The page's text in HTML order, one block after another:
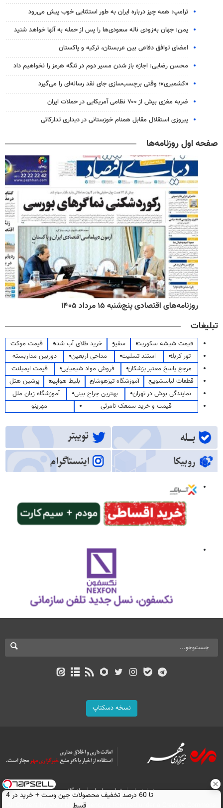
ترامپ: همه چیز درباره ایران به طور استثنایی خوب پیش می‌رود
یمن: جهان به‌زودی ناله سعودی‌ها را پس از حمله به آنها خواهد شنید
امضای توافق دفاعی بین عربستان، ترکیه و پاکستان
محسن رضایی: اجازه باز شدن مسیر دوم در تنگه هرمز را نخواهیم داد
«کشمیری»؛ وقتی برچسب‌سازی جای نقد رسانه‌ای را می‌گیرد
ضربه مغزی بیش از ۷۰۰ نظامی آمریکایی در حملات ایران
پیروزی استقلال مقابل همنام خوزستانی در دیداری تدارکاتی
صفحه اول روزنامه‌ها
روزنامه‌های اقتصادی پنج‌شنبه ۱۵ مرداد ۱۴۰۵
تبلیغات
قیمت شیشه سکوریت سفیر خرید طلای آب شده
قیمت موکت
تور کربلا
استند تسلیت مداحی اربعین
دوربین مداربسته
مرجع پاسخ معتبر پزشکان
فروش مواد شیمیایی
قیمت ایمپلنت
قطعات لباسشویی
آموزشگاه تیزهوشان بلیط هواپیما
پرشین هتل
نمایندگی بوش در تهران
بهترین جراح بینی
آموزشگاه زبان ملل
قیمت و خرید سمعک نامرئی
مهرینو
نسخه دسکتاپ
درباره ما تماس با ما
بازرگانی
All Content by Mehr News Agency is licensed under a Creative Commons
تا 60 درصد تخفیف محصولات جین وست + خرید در 4